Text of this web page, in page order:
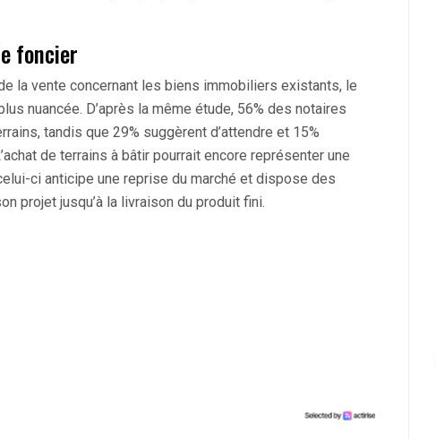
foncier
la vente concernant les biens immobiliers existants, le
nuancée. D’après la même étude, 56% des notaires
tandis que 29% suggèrent d’attendre et 15%
de terrains à bâtir pourrait encore représenter une
ci anticipe une reprise du marché et dispose des
projet jusqu’à la livraison du produit fini.